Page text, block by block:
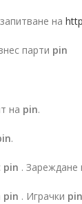
на
парти pin
на pin.
.
pin . Зареждане
pin . Играчки pin